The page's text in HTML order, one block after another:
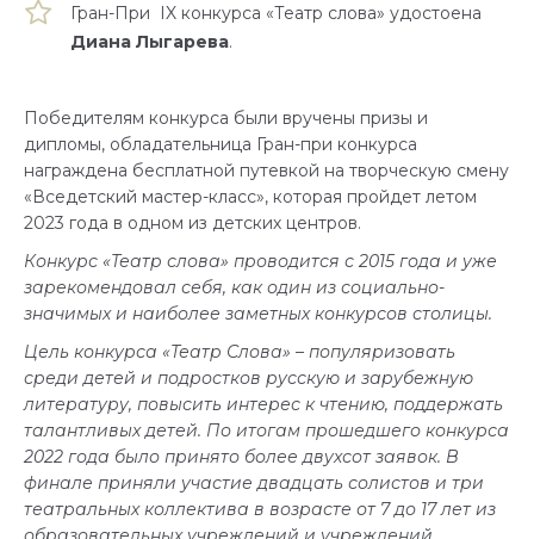
Гран-При IX конкурса «Театр слова» удостоена
Диана Лыгарева.
Победителям конкурса были вручены призы и
дипломы, обладательница Гран-при конкурса
награждена бесплатной путевкой на творческую смену
«Вседетский мастер-класс», которая пройдет летом
2023 года в одном из детских центров.
Конкурс «Театр слова» проводится с 2015 года и уже
зарекомендовал себя, как один из социально-
значимых и наиболее заметных конкурсов столицы.
Цель конкурса «Театр Слова» – популяризовать
среди детей и подростков русскую и зарубежную
литературу, повысить интерес к чтению, поддержать
талантливых детей. По итогам прошедшего конкурса
2022 года было принято более двухсот заявок. В
финале приняли участие двадцать солистов и три
театральных коллектива в возрасте от 7 до 17 лет из